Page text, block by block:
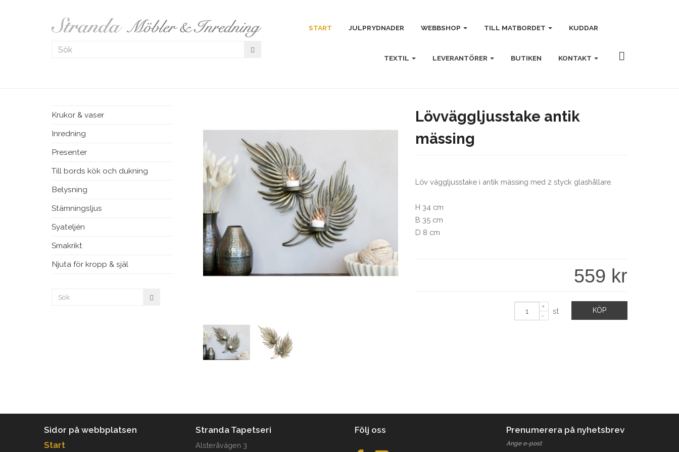
START JULPRYDNADER WEBBSHOP TILL MATBORDET KUDDAR
TEXTIL LEVERANTÖRER BUTIKEN KONTAKT
Krukor & vaser
Inredning
Presenter
Till bords kök och dukning
Belysning
Stämningsljus
Syateljén
Smakrikt
Njuta för kropp & själ
Lövväggljusstake antik
mässing
Löv väggljusstake i antik mässing med 2 styck glashållare.
H 34 cm
B 35 cm
D 8 cm
559 kr
KÖP
st
Sidor på webbplatsen
Start
Stranda Tapetseri
Alsteråvägen 3
Följ oss Prenumerera på nyhetsbrev
Ange e-post